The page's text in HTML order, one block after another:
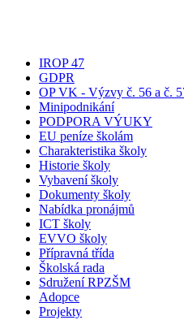
IROP 47
GDPR
OP VK - Výzvy č. 56 a č.
Minipodnikání
PODPORA VÝUKY
EU peníze školám
Charakteristika školy
Historie školy
Vybavení školy
Dokumenty školy
Nabídka pronájmů
ICT školy
EVVO školy
Přípravná třída
Školská rada
Sdružení RPZŠM
Adopce
Projekty